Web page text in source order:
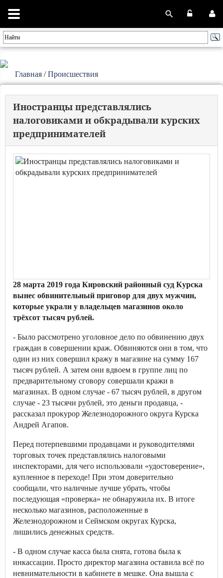
Главная /Происшествия
Иностранцы представлялись
налоговиками и обкрадывали курских
предпринимателей
28 марта 2019 года Кировский районный суд Курска
вынес обвинительный приговор для двух мужчин,
которые украли у владельцев магазинов около
трёхсот тысяч рублей.
- Было рассмотрено уголовное дело по обвинению двух
граждан в совершении краж. Обвиняются они в том, что
один из них совершил кражу в магазине на сумму 167
тысяч рублей. А затем они вдвоем в группе лиц по
предварительному сговору совершали кражи в
магазинах. В одном случае - 67 тысяч рублей, в другом
случае - 23 тысячи рублей, это деньги продавца, -
рассказал прокурор Железнодорожного округа Курска
Андрей Агапов.
Перед потерпевшими продавцами и руководителями
торговых точек представлялись налоговыми
инспекторами, для чего использовали «удостоверение»,
купленное в переходе! При этом доверительно
сообщали, что наличные лучше убрать, чтобы
последующая «проверка» не обнаружила их. В итоге
несколько магазинов, расположенные в
Железнодорожном и Сеймском округах Курска,
лишились денежных средств.
- В одном случае касса была снята, готова была к
инкассации. Просто директор магазина оставила всё по
невнимательности в кабинете в мешке. Она вышла с